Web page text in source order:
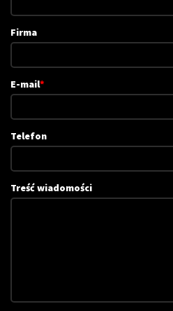
Firma
E-mail*
Telefon
Treść wiadomości